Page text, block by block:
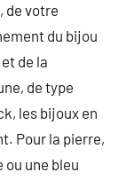
de votre
du bijou
de la
de type
les bijoux en
Pour la pierre,
ou une bleu